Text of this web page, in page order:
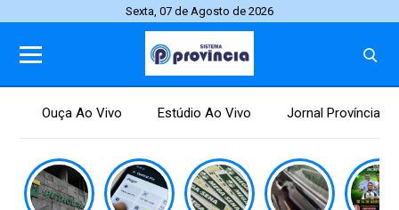
Sexta, 07 de Agosto de 2026
Ouça Ao Vivo Estúdio Ao Vivo Jornal Província